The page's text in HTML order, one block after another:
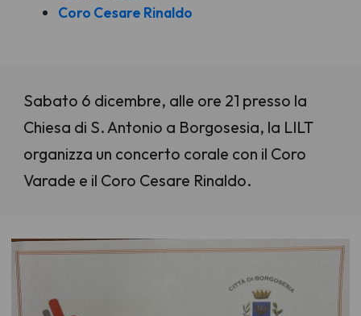
Coro Cesare Rinaldo
Sabato 6 dicembre, alle ore 21 presso la
Chiesa di S. Antonio a Borgosesia, la LILT
organizza un concerto corale con il Coro
Varade e il Coro Cesare Rinaldo.